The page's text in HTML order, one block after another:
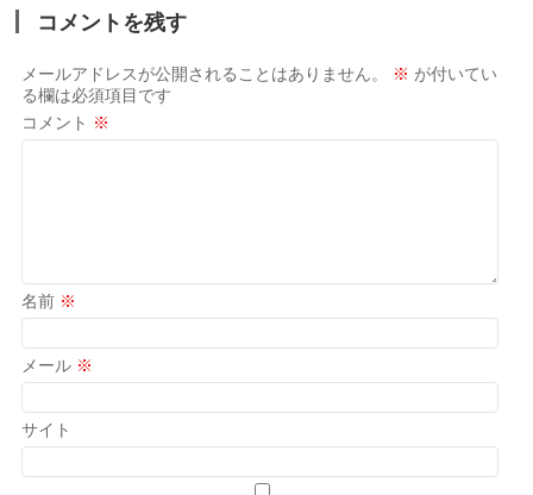
コメントを残す
メールアドレスが公開されることはありません。 ※ が付いてい
る欄は必須項目です
コメント ※
名前 ※
メール ※
サイト